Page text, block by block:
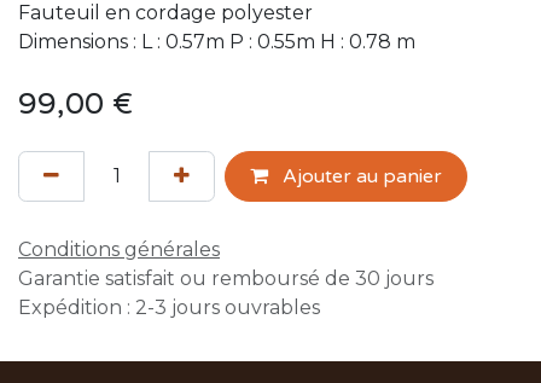
Fauteuil en cordage polyester
Dimensions : L : 0.57m P : 0.55m H : 0.78 m
99,00 €
Ajouter au panier
Conditions générales
Garantie satisfait ou remboursé de 30 jours
Expédition : 2-3 jours ouvrables